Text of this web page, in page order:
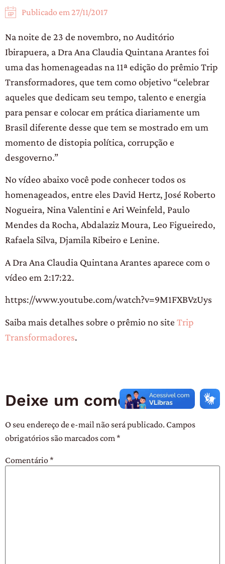
Publicado em 27/11/2017
Na noite de 23 de novembro, no Auditório
Ibirapuera, a Dra Ana Claudia Quintana Arantes foi
uma das homenageadas na 11ª edição do prêmio Trip
Transformadores, que tem como objetivo “celebrar
aqueles que dedicam seu tempo, talento e energia
para pensar e colocar em prática diariamente um
Brasil diferente desse que tem se mostrado em um
momento de distopia política, corrupção e
desgoverno.”
No vídeo abaixo você pode conhecer todos os
homenageados, entre eles David Hertz, José Roberto
Nogueira, Nina Valentini e Ari Weinfeld, Paulo
Mendes da Rocha, Abdalaziz Moura, Leo Figueiredo,
Rafaela Silva, Djamila Ribeiro e Lenine.
A Dra Ana Claudia Quintana Arantes aparece com o
vídeo em 2:17:22.
https://www.youtube.com/watch?v=9M1FXBVzUys
Saiba mais detalhes sobre o prêmio no site Trip
Transformadores.
Deixe um comentário
O seu endereço de e-mail não será publicado. Campos
obrigatórios são marcados com *
Comentário*